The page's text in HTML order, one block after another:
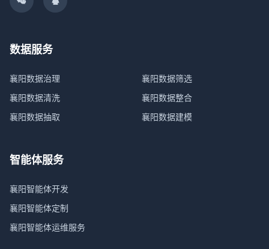
数据服务
襄阳数据治理
襄阳数据筛选
襄阳数据清洗
襄阳数据整合
襄阳数据抽取
襄阳数据建模
智能体服务
襄阳智能体开发
襄阳智能体定制
襄阳智能体运维服务